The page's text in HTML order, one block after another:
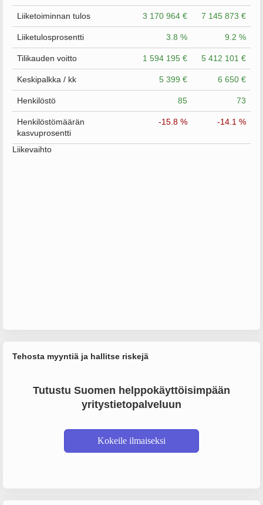
Liiketoiminnan tulos 3 170 964 € 7 145 873 €
Liiketulosprosentti 3.8 % 9.2 %
Tilikauden voitto 1 594 195 € 5 412 101 €
Keskipalkka / kk 5 399 € 6 650 €
Henkilöstö 85 73
Henkilöstömäärän
kasvuprosentti
-15.8 % -14.1 %
Liikevaihto
Tehosta myyntiä ja hallitse riskejä
Tutustu Suomen helppokäyttöisimpään
yritystietopalveluun
Kokeile ilmaiseksi